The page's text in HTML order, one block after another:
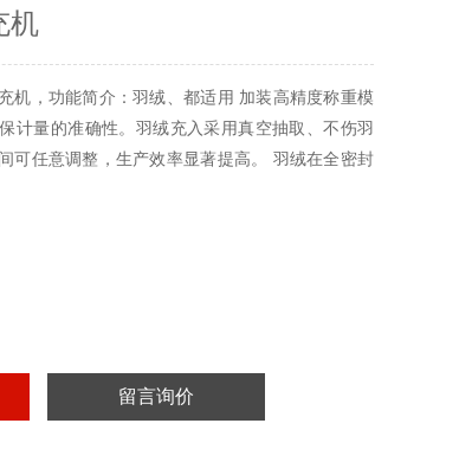
机
机，功能简介：羽绒、都适用 加装高精度称重模
计量的准确性。羽绒充入采用真空抽取、不伤羽
可任意调整，生产效率显著提高。 羽绒在全密封
留言询价